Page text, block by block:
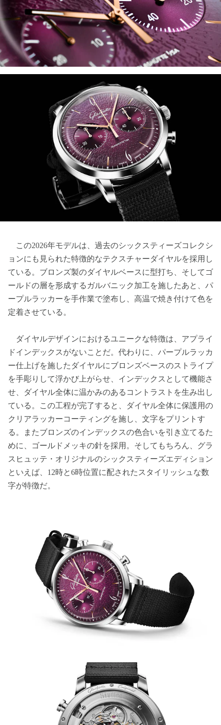
この2026年モデルは、過去のシックスティーズコレクシ
ョンにも見られた特徴的なテクスチャーダイヤルを採用し
ている。ブロンズ製のダイヤルベースに型打ち、そしてゴ
ールドの層を形成するガルバニック加工を施したあと、パ
ープルラッカーを手作業で塗布し、高温で焼き付けて色を
定着させている。
ダイヤルデザインにおけるユニークな特徴は、アプライ
ドインデックスがないことだ。代わりに、パープルラッカ
ー仕上げを施したダイヤルにブロンズベースのストライプ
を手彫りして浮かび上がらせ、インデックスとして機能さ
せ、ダイヤル全体に温かみのあるコントラストを生み出し
ている。この工程が完了すると、ダイヤル全体に保護用の
クリアラッカーコーティングを施し、文字をプリントす
る。またブロンズのインデックスの色合いを引き立てるた
めに、ゴールドメッキの針を採用。そしてもちろん、グラ
スヒュッテ・オリジナルのシックスティーズエディション
といえば、12時と6時位置に配されたスタイリッシュな数
字が特徴だ。